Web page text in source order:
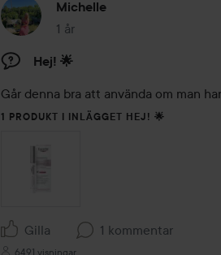
Michelle
1 år
Inlägget skapades 1 år
Hej! 🌟
Går denna bra att använda om man
1 PRODUKT I INLÄGGET HEJ! 🌟
Gilla 1 kommentar
6491 visningar